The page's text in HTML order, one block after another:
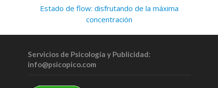
Estado de flow: disfrutando de la máxima
concentración
Servicios de Psicología y Publicidad:
info@psicopico.com